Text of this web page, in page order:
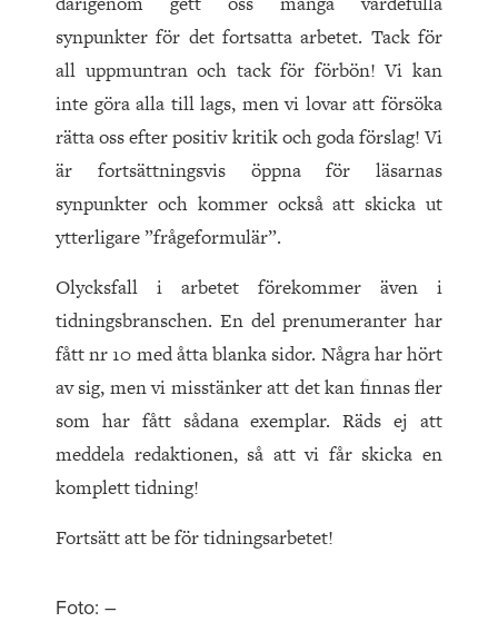
synpunkter för det fortsatta arbetet. Tack för
all uppmuntran och tack för förbön! Vi kan
inte göra alla till lags, men vi lovar att försöka
rätta oss efter positiv kritik och goda förslag! Vi
är fortsättningsvis öppna för läsarnas
synpunkter och kommer också att skicka ut
ytterligare ”frågeformulär”.
Olycksfall i arbetet förekommer även i
tidningsbranschen. En del prenumeranter har
fått nr 10 med åtta blanka sidor. Några har hört
av sig, men vi misstänker att det kan finnas fler
som har fått sådana exemplar. Räds ej att
meddela redaktionen, så att vi får skicka en
komplett tidning!
Fortsätt att be för tidningsarbetet!
Foto: –